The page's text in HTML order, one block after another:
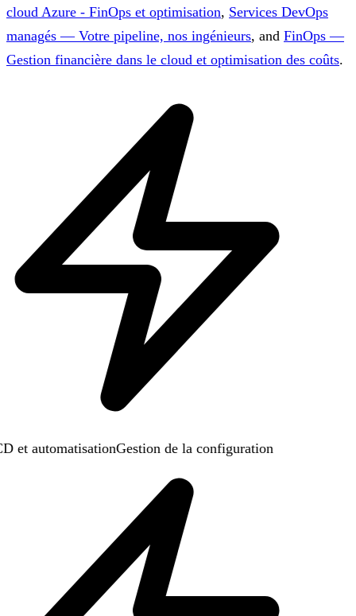
cloud Azure - FinOps et optimisation, Services DevOps
managés — Votre pipeline, nos ingénieurs, and FinOps —
Gestion financière dans le cloud et optimisation des coûts.
et automatisationGestion de la configuration